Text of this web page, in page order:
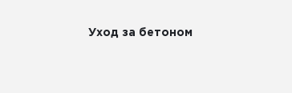
Уход за бетоном